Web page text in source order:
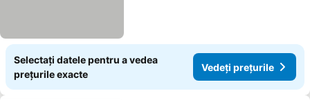
Selectați datele pentru a vedea
prețurile exacte
Vedeți prețurile